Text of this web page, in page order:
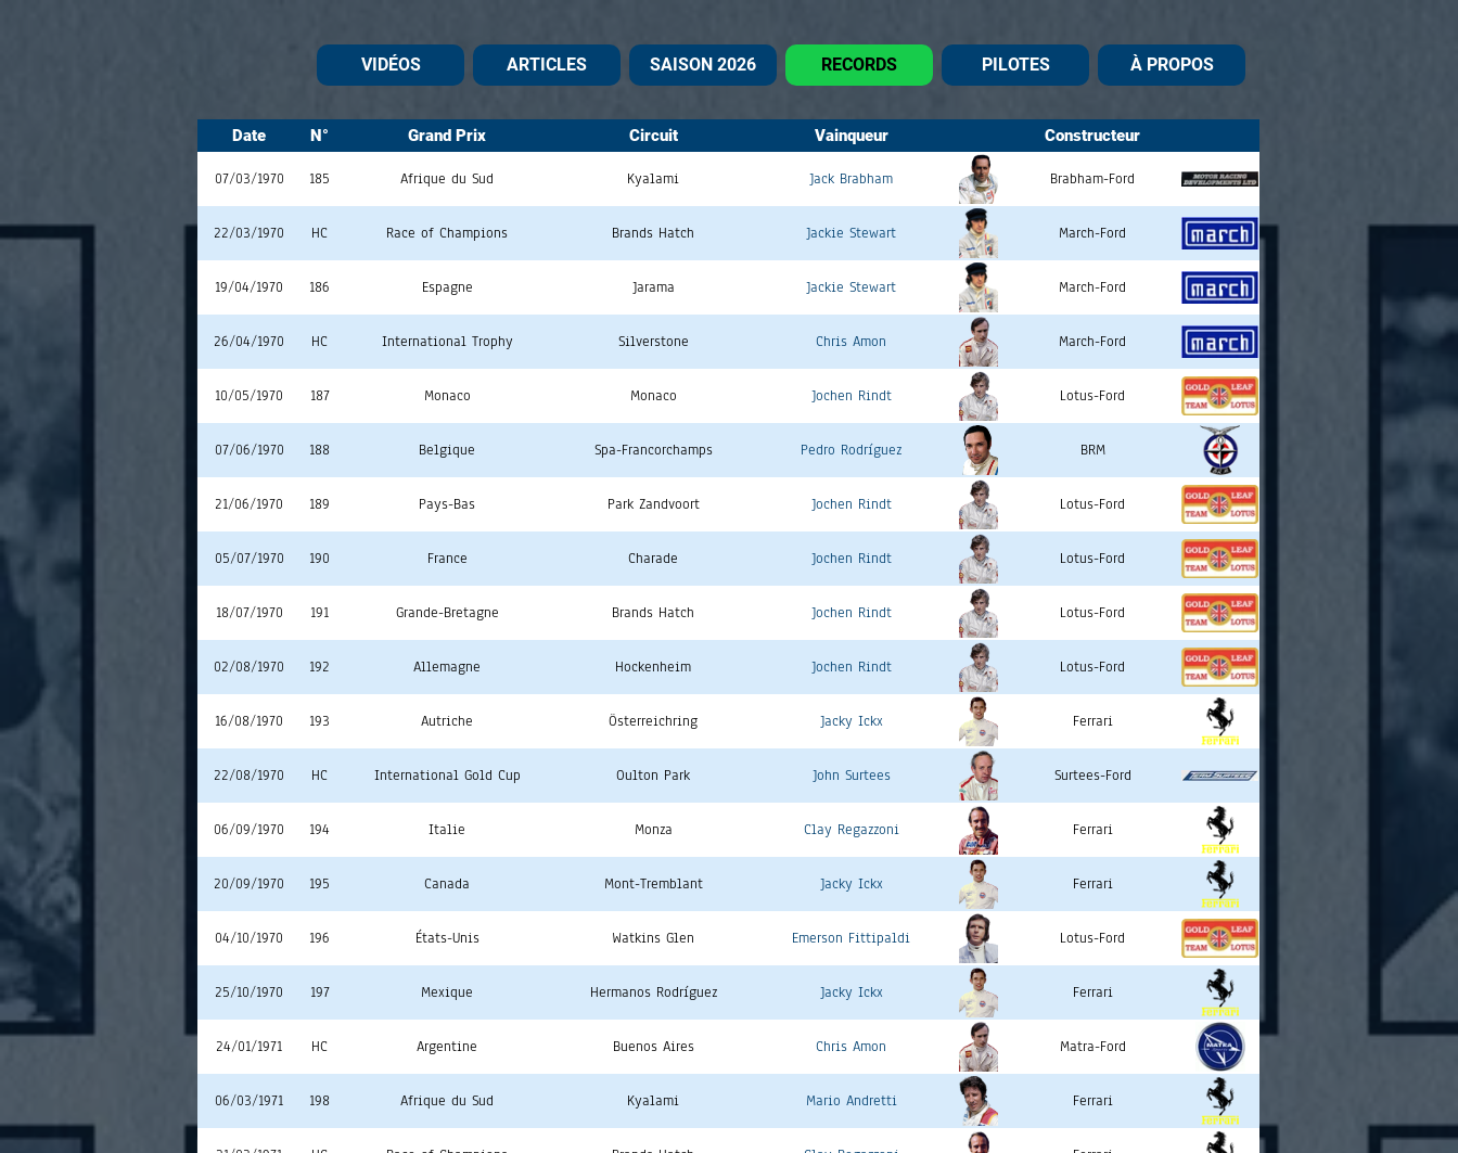
VIDÉOS ARTICLES SAISON 2026 RECORDS PILOTES À PROPOS
Date N° Grand Prix Circuit Vainqueur Constructeur
07/03/1970 185 Afrique du Sud Kyalami Jack Brabham Brabham-Ford
22/03/1970 HC Race of Champions Brands Hatch Jackie Stewart March-Ford
19/04/1970 186 Espagne Jarama Jackie Stewart March-Ford
26/04/1970 HC International Trophy Silverstone Chris Amon March-Ford
10/05/1970 187 Monaco Monaco Jochen Rindt Lotus-Ford
07/06/1970 188 Belgique Spa-Francorchamps Pedro Rodríguez BRM
21/06/1970 189 Pays-Bas Park Zandvoort Jochen Rindt Lotus-Ford
05/07/1970 190 France Charade Jochen Rindt Lotus-Ford
18/07/1970 191 Grande-Bretagne Brands Hatch Jochen Rindt Lotus-Ford
02/08/1970 192 Allemagne Hockenheim Jochen Rindt Lotus-Ford
16/08/1970 193 Autriche Österreichring Jacky Ickx Ferrari
22/08/1970 HC International Gold Cup Oulton Park John Surtees Surtees-Ford
06/09/1970 194 Italie Monza Clay Regazzoni Ferrari
20/09/1970 195 Canada Mont-Tremblant Jacky Ickx Ferrari
04/10/1970 196 États-Unis Watkins Glen Emerson Fittipaldi Lotus-Ford
25/10/1970 197 Mexique Hermanos Rodríguez Jacky Ickx Ferrari
24/01/1971 HC Argentine Buenos Aires Chris Amon Matra-Ford
06/03/1971 198 Afrique du Sud Kyalami Mario Andretti Ferrari